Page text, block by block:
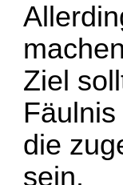
Ziel
die
sein.